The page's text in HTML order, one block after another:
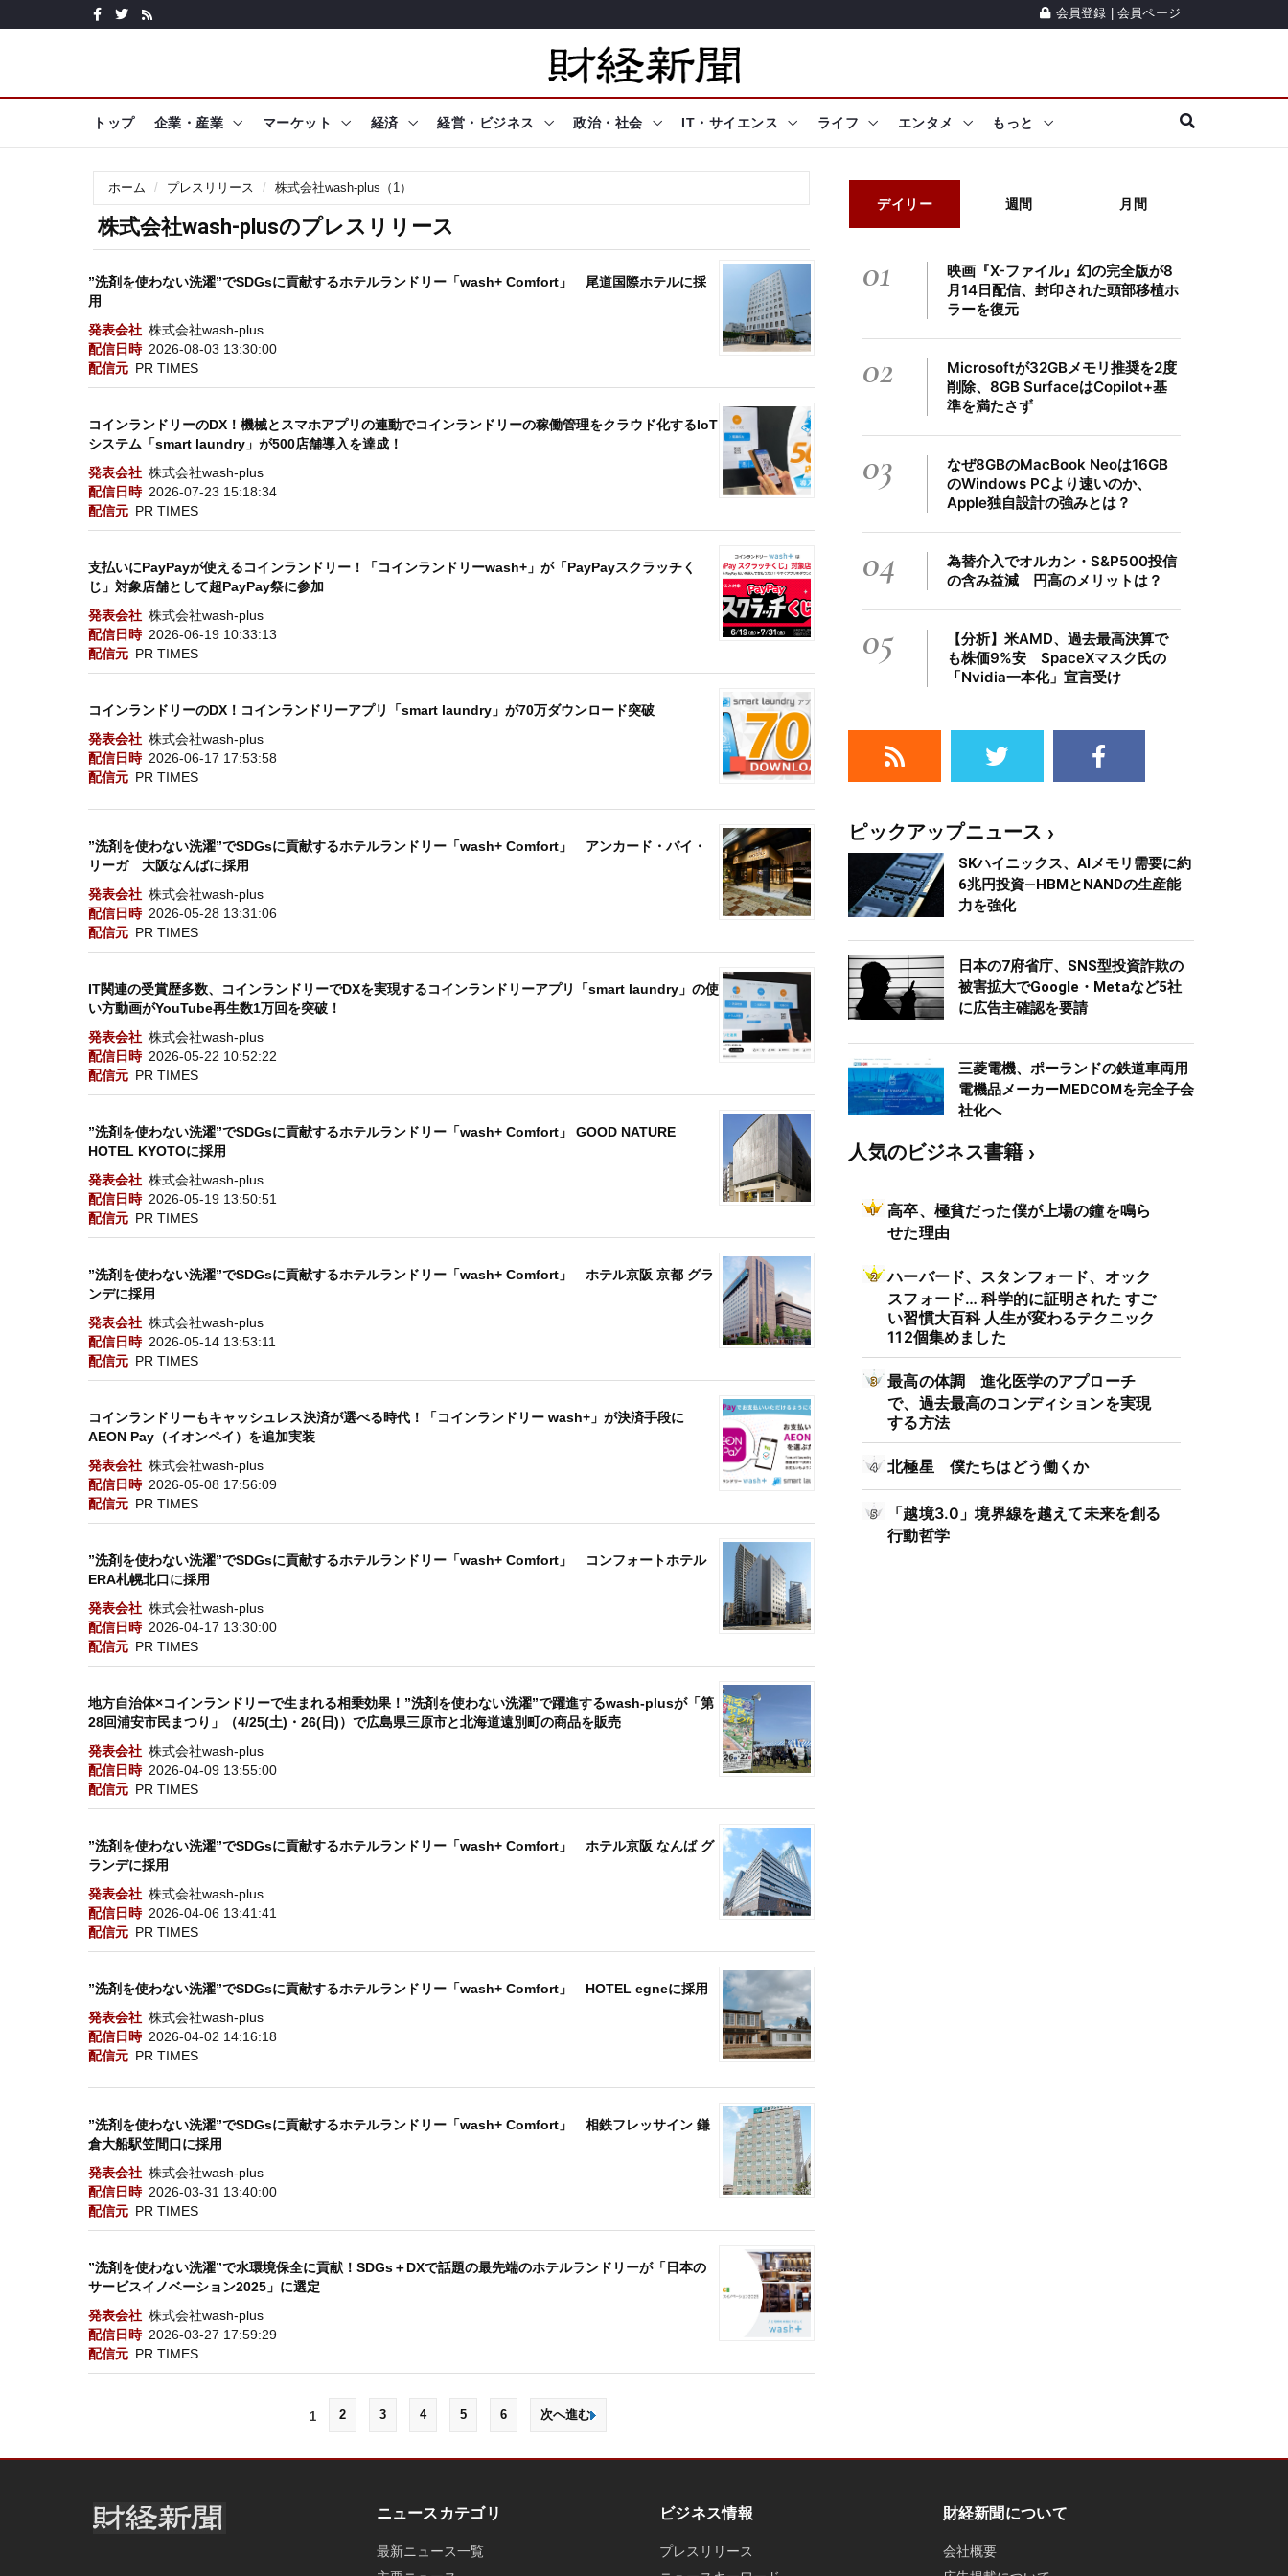
会員登録 会員ページ
トップ 企業・産業 マーケット 経済 経営・ビジネス 政治・社会 IT・サイエンス ライフ エンタメ もっと
ホーム プレスリリース 株式会社wash-plus（1）
株式会社wash-plusのプレスリリース
”洗剤を使わない洗濯”でSDGsに貢献するホテルランドリー「wash+ Comfort」 尾道国際ホテルに採
用
発表会社 株式会社wash-plus
配信日時 2026-08-03 13:30:00
配信元 PR TIMES
コインランドリーのDX！機械とスマホアプリの連動でコインランドリーの稼働管理をクラウド化するIoT
システム「smart laundry」が500店舗導入を達成！
発表会社 株式会社wash-plus
配信日時 2026-07-23 15:18:34
配信元 PR TIMES
支払いにPayPayが使えるコインランドリー！「コインランドリーwash+」が「PayPayスクラッチく
じ」対象店舗として超PayPay祭に参加
発表会社 株式会社wash-plus
配信日時 2026-06-19 10:33:13
配信元 PR TIMES
コインランドリーのDX！コインランドリーアプリ「smart laundry」が70万ダウンロード突破
発表会社 株式会社wash-plus
配信日時 2026-06-17 17:53:58
配信元 PR TIMES
”洗剤を使わない洗濯”でSDGsに貢献するホテルランドリー「wash+ Comfort」 アンカード・バイ・
リーガ 大阪なんばに採用
発表会社 株式会社wash-plus
配信日時 2026-05-28 13:31:06
配信元 PR TIMES
IT関連の受賞歴多数、コインランドリーでDXを実現するコインランドリーアプリ「smart laundry」の使
い方動画がYouTube再生数1万回を突破！
発表会社 株式会社wash-plus
配信日時 2026-05-22 10:52:22
配信元 PR TIMES
”洗剤を使わない洗濯”でSDGsに貢献するホテルランドリー「wash+ Comfort」 GOOD NATURE
HOTEL KYOTOに採用
発表会社 株式会社wash-plus
配信日時 2026-05-19 13:50:51
配信元 PR TIMES
”洗剤を使わない洗濯”でSDGsに貢献するホテルランドリー「wash+ Comfort」 ホテル京阪 京都 グラ
ンデに採用
発表会社 株式会社wash-plus
配信日時 2026-05-14 13:53:11
配信元 PR TIMES
コインランドリーもキャッシュレス決済が選べる時代！「コインランドリー wash+」が決済手段に
AEON Pay（イオンペイ）を追加実装
発表会社 株式会社wash-plus
配信日時 2026-05-08 17:56:09
配信元 PR TIMES
”洗剤を使わない洗濯”でSDGsに貢献するホテルランドリー「wash+ Comfort」 コンフォートホテル
ERA札幌北口に採用
発表会社 株式会社wash-plus
配信日時 2026-04-17 13:30:00
配信元 PR TIMES
地方自治体×コインランドリーで生まれる相乗効果！”洗剤を使わない洗濯”で躍進するwash-plusが「第
28回浦安市民まつり」（4/25(土)・26(日)）で広島県三原市と北海道遠別町の商品を販売
発表会社 株式会社wash-plus
配信日時 2026-04-09 13:55:00
配信元 PR TIMES
”洗剤を使わない洗濯”でSDGsに貢献するホテルランドリー「wash+ Comfort」 ホテル京阪 なんば グ
ランデに採用
発表会社 株式会社wash-plus
配信日時 2026-04-06 13:41:41
配信元 PR TIMES
”洗剤を使わない洗濯”でSDGsに貢献するホテルランドリー「wash+ Comfort」 HOTEL egneに採用
発表会社 株式会社wash-plus
配信日時 2026-04-02 14:16:18
配信元 PR TIMES
”洗剤を使わない洗濯”でSDGsに貢献するホテルランドリー「wash+ Comfort」 相鉄フレッサイン 鎌
倉大船駅笠間口に採用
発表会社 株式会社wash-plus
配信日時 2026-03-31 13:40:00
配信元 PR TIMES
”洗剤を使わない洗濯”で水環境保全に貢献！SDGs＋DXで話題の最先端のホテルランドリーが「日本の
サービスイノベーション2025」に選定
発表会社 株式会社wash-plus
配信日時 2026-03-27 17:59:29
配信元 PR TIMES
1 2 3 4 5 6 次へ進む
デイリー 週間 月間
01
映画『X-ファイル』幻の完全版が8
月14日配信、封印された頭部移植ホ
ラーを復元
02
Microsoftが32GBメモリ推奨を2度
削除、8GB SurfaceはCopilot+基
準を満たさず
03
なぜ8GBのMacBook Neoは16GB
のWindows PCより速いのか、
Apple独自設計の強みとは？
04
為替介入でオルカン・S&P500投信
の含み益減 円高のメリットは？
05
【分析】米AMD、過去最高決算で
も株価9%安 SpaceXマスク氏の
「Nvidia一本化」宣言受け
ピックアップニュース
SKハイニックス、AIメモリ需要に約
6兆円投資―HBMとNANDの生産能
力を強化
日本の7府省庁、SNS型投資詐欺の
被害拡大でGoogle・Metaなど5社
に広告主確認を要請
三菱電機、ポーランドの鉄道車両用
電機品メーカーMEDCOMを完全子会
社化へ
人気のビジネス書籍
高卒、極貧だった僕が上場の鐘を鳴ら
せた理由
ハーバード、スタンフォード、オック
スフォード… 科学的に証明された すご
い習慣大百科 人生が変わるテクニック
112個集めました
最高の体調 進化医学のアプローチ
で、過去最高のコンディションを実現
する方法
北極星 僕たちはどう働くか
「越境3.0」境界線を越えて未来を創る
行動哲学
ニュースカテゴリ
最新ニュース一覧
ビジネス情報
プレスリリース
財経新聞について
会社概要